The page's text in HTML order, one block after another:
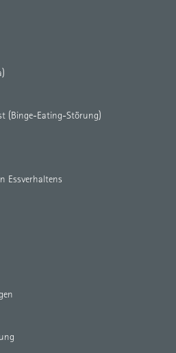
(Binge-Eating-Störung)
Essverhaltens